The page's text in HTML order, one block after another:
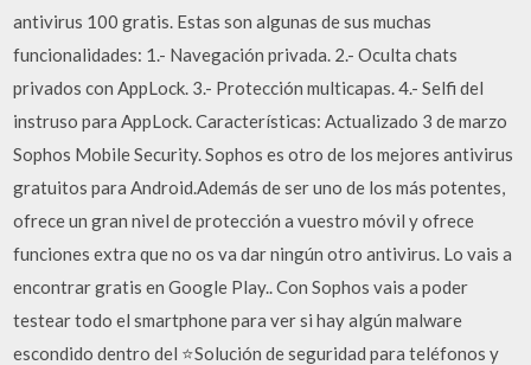
antivirus 100 gratis. Estas son algunas de sus muchas
funcionalidades: 1.- Navegación privada. 2.- Oculta chats
privados con AppLock. 3.- Protección multicapas. 4.- Selfi del
instruso para AppLock. Características: Actualizado 3 de marzo
Sophos Mobile Security. Sophos es otro de los mejores antivirus
gratuitos para Android.Además de ser uno de los más potentes,
ofrece un gran nivel de protección a vuestro móvil y ofrece
funciones extra que no os va dar ningún otro antivirus. Lo vais a
encontrar gratis en Google Play.. Con Sophos vais a poder
testear todo el smartphone para ver si hay algún malware
escondido dentro del ⭐Solución de seguridad para teléfonos y